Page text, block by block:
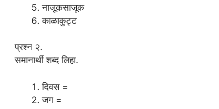
नाजूकसाजूक
काळाकुट्ट
प्रश्न २.
समानार्थी शब्द लिहा.
दिवस =
जग =